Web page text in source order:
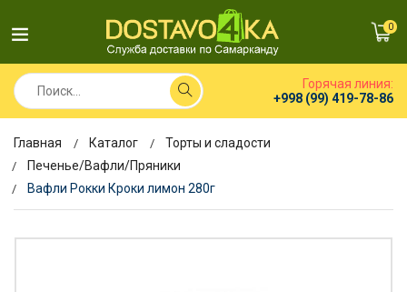
0
Горячая линия:
+998 (99) 419-78-86
Главная Каталог
Торты и сладости
Печенье/Вафли/Пряники
Вафли Рокки Кроки лимон 280г